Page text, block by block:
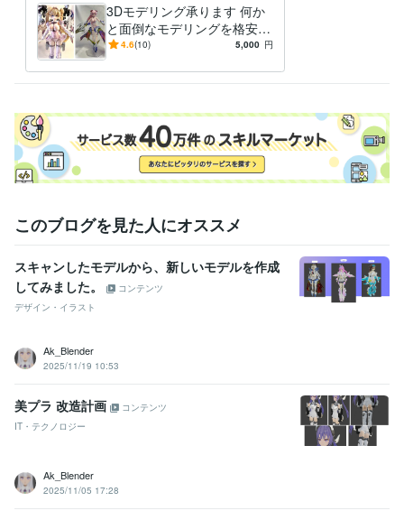
3Dモデリング承ります 何か
と面倒なモデリングを格安
で、承ります。
4.6(10) 5,000 円
このブログを見た人にオススメ
スキャンしたモデルから、新しいモデルを作成
してみました。
コンテンツ
デザイン・イラスト
Ak_Blender
2025/11/19 10:53
美プラ 改造計画
コンテンツ
IT・テクノロジー
Ak_Blender
2025/11/05 17:28